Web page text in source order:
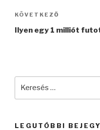
Következő
bejegyzés
KÖVETKEZŐ
Ilyen egy 1 milliót
LEGUTÓBBI